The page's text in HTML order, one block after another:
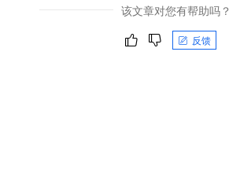
该文章对您有帮助吗？
反馈